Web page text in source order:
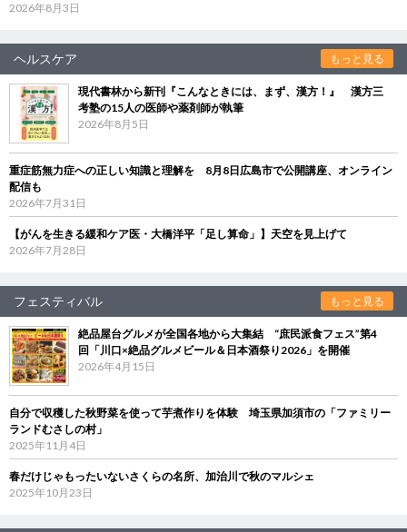
2026年8月3日
ヘルスケア もっと見る
現代書林から新刊『こんなときには、まず、漢方！』 漢方三
考塾の15人の医師や薬剤師が執筆
2026年8月5日
重症筋無力症への正しい知識と理解を 8月8日広島市で公開講座、オンライン
配信も
2026年7月31日
【がんを生きる緩和ケア医・大橋洋平「足し算命」】天空を見上げて
2026年7月28日
フェスティバル もっと見る
絶品屋台グルメが全国各地から大集結 “庶民派食フェス”第4
回「川口×絶品グルメビール＆日本酒祭り2026」を開催
2026年4月15日
自分で収穫した秋野菜を使って芋煮作りを体験 埼玉県加須市の「ファミリー
ランドむさしの村」
2025年11月4日
春だけじゃもったいないさくらの名所、加治川で秋のマルシェ
2025年10月23日